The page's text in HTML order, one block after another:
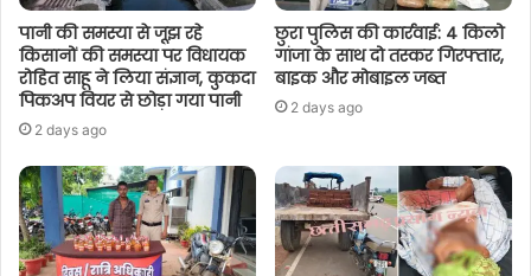
पानी की समस्या से जूझ रहे
किसानों की समस्या पर विधायक
रोहित साहू ने लिया संज्ञान, कुकदा
पिकअप वियर से छोड़ा गया पानी
2 days ago
छुरा पुलिस की कार्रवाई: 4 किलो
गांजा के साथ दो तस्कर गिरफ्तार,
बाइक और मोबाइल जब्त
2 days ago